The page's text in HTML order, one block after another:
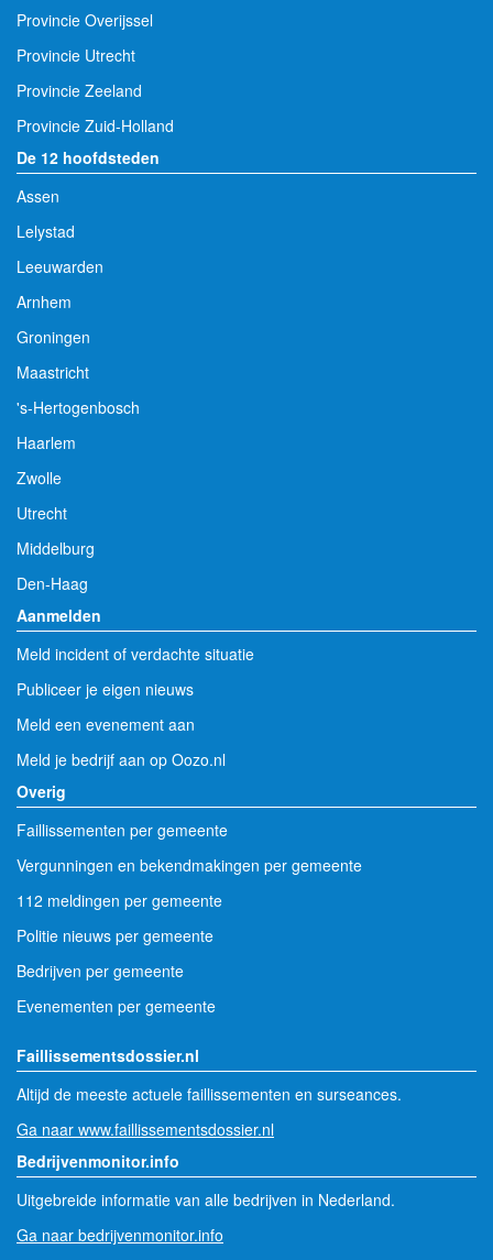
Provincie Overijssel
Provincie Utrecht
Provincie Zeeland
Provincie Zuid-Holland
De 12 hoofdsteden
Assen
Lelystad
Leeuwarden
Arnhem
Groningen
Maastricht
's-Hertogenbosch
Haarlem
Zwolle
Utrecht
Middelburg
Den-Haag
Aanmelden
Meld incident of verdachte situatie
Publiceer je eigen nieuws
Meld een evenement aan
Meld je bedrijf aan op Oozo.nl
Overig
Faillissementen per gemeente
Vergunningen en bekendmakingen per gemeente
112 meldingen per gemeente
Politie nieuws per gemeente
Bedrijven per gemeente
Evenementen per gemeente
Faillissementsdossier.nl
Altijd de meeste actuele faillissementen en surseances.
Ga naar www.faillissementsdossier.nl
Bedrijvenmonitor.info
Uitgebreide informatie van alle bedrijven in Nederland.
Ga naar bedrijvenmonitor.info